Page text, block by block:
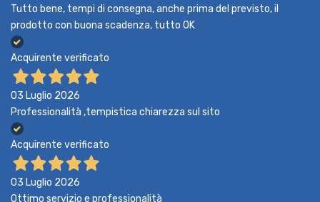
Tutto bene, tempi di consegna, anche prima del previsto, il
prodotto con buona scadenza, tutto OK
Acquirente verificato
03 Luglio 2026
Professionalità ,tempistica chiarezza sul sito
Acquirente verificato
03 Luglio 2026
Ottimo servizio e professionalità